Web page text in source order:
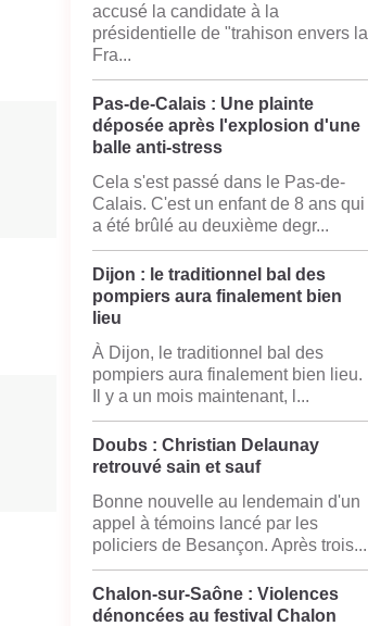
accusé la candidate à la
présidentielle de "trahison envers la
Fra...
Pas-de-Calais : Une plainte
déposée après l'explosion d'une
balle anti-stress
Cela s'est passé dans le Pas-de-
Calais. C'est un enfant de 8 ans qui
a été brûlé au deuxième degr...
Dijon : le traditionnel bal des
pompiers aura finalement bien
lieu
À Dijon, le traditionnel bal des
pompiers aura finalement bien lieu.
Il y a un mois maintenant, l...
Doubs : Christian Delaunay
retrouvé sain et sauf
Bonne nouvelle au lendemain d'un
appel à témoins lancé par les
policiers de Besançon. Après trois...
Chalon-sur-Saône : Violences
dénoncées au festival Chalon